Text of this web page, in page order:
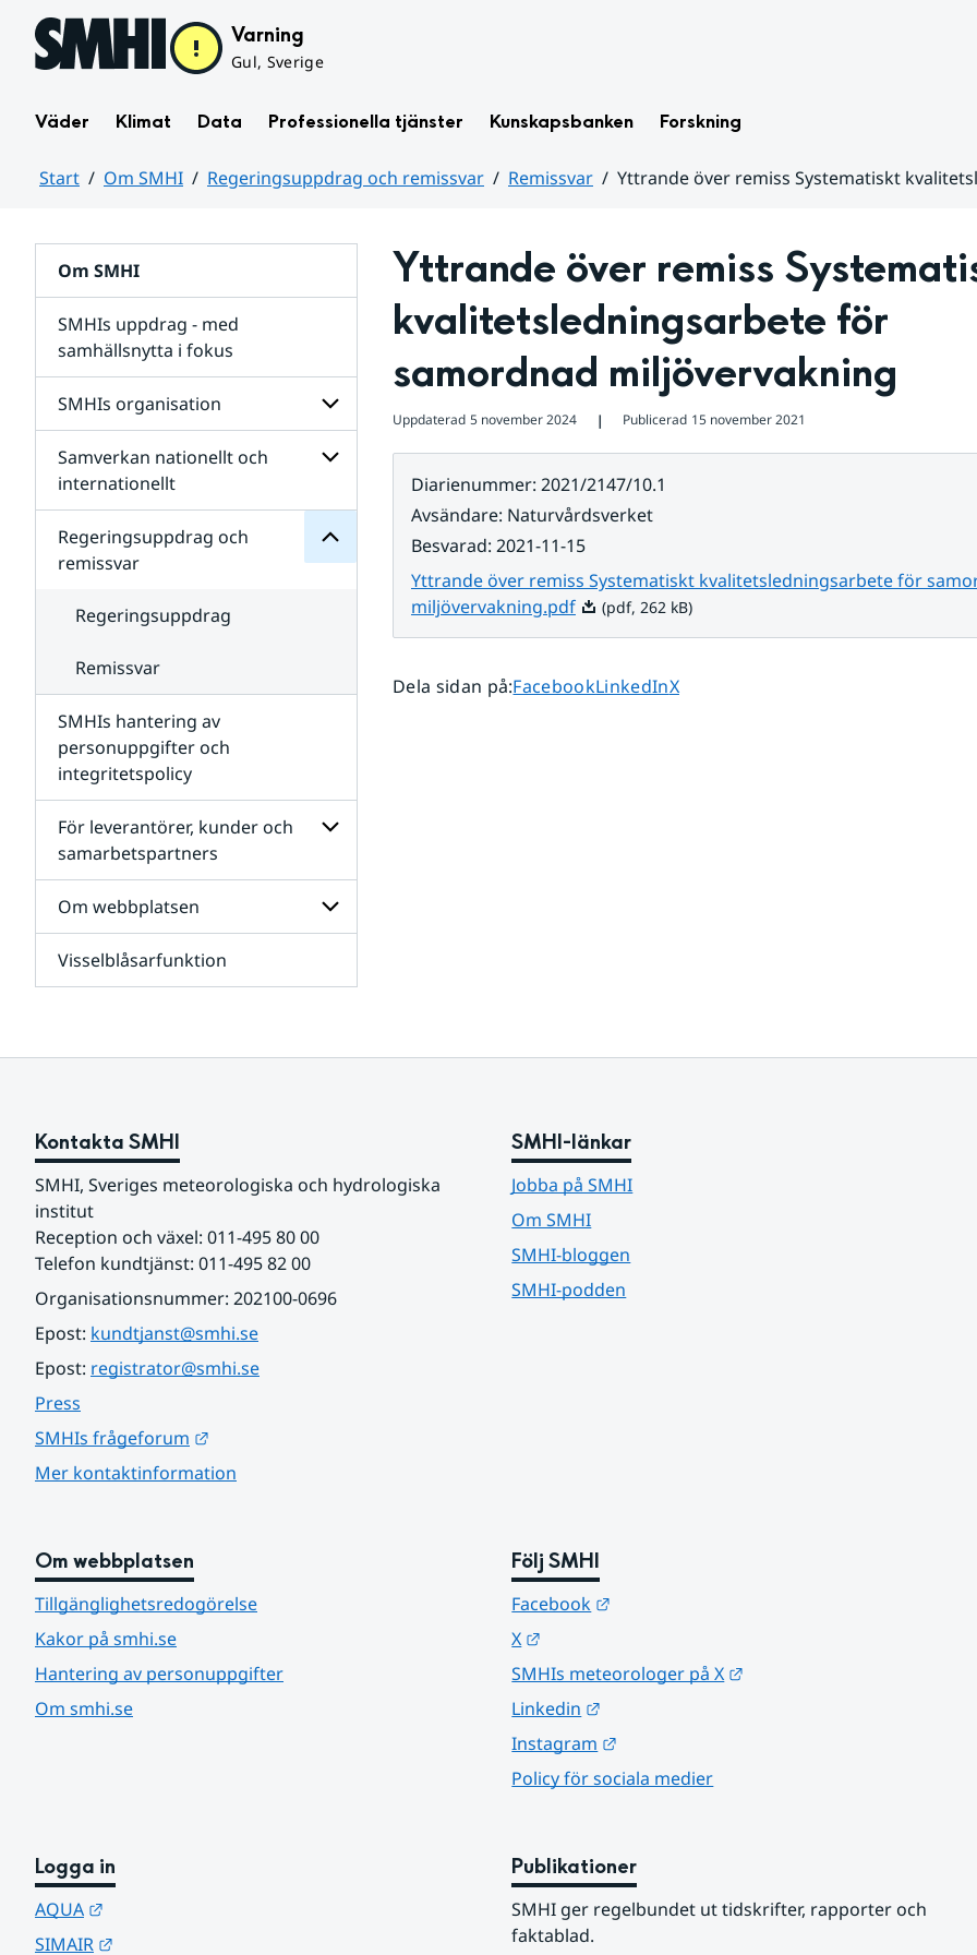
Hoppa till sidans innehåll Varning
Gul, Sverige
Väder Klimat Data Professionella tjänster Kunskapsbanken Forskning
Start Om SMHI Regeringsuppdrag och remissvar Remissvar
Yttrande över remiss Systematiskt
Om SMHI
SMHIs uppdrag - med
samhällsnytta i fokus
SMHIs organisation
Undersidor
organisation
Samverkan nationellt och
internationellt
Undersidor
för
internationellt
Regeringsuppdrag och
remissvar
för
Regeringsuppdrag
remissvar
Regeringsuppdrag
Remissvar
SMHIs hantering av
personuppgifter och
integritetspolicy
För leverantörer, kunder och
samarbetspartners
Undersidor
för
och
Om webbplatsen
för
Visselblåsarfunktion
Yttrande över remiss
kvalitetsledningsarbete för
samordnad miljövervakning
Uppdaterad 5 november 2024 ❘ Publicerad 15 november 2021
Diarienummer: 2021/2147/10.1
Avsändare: Naturvårdsverket
Besvarad: 2021-11-15
Yttrande över remiss Systematiskt kvalitetsledningsarbete för
miljövervakning.pdfPdf, 262 kB.
(pdf, 262 kB)
Dela sidan på:Dela sidan på
FacebookDela sidan på
LinkedInDela sidan på
X
Kontakta SMHI
SMHI, Sveriges meteorologiska och hydrologiska
institut
Reception och växel: 011-495 80 00
Telefon kundtjänst: 011-495 82 00
Organisationsnummer: 202100-0696
Epost: kundtjanst@smhi.se
Epost: registrator@smhi.se
Press
SMHIs frågeforum
Mer kontaktinformation
SMHI-länkar
Jobba på SMHI
Om SMHI
SMHI-bloggen
SMHI-podden
Om webbplatsen
Tillgänglighetsredogörelse
Kakor på smhi.se
Hantering av personuppgifter
Om smhi.se
Följ SMHI
Facebook
X
SMHIs meteorologer på X
Linkedin
Instagram
Policy för sociala medier
Logga in
AQUA
SIMAIR
Publikationer
SMHI ger regelbundet ut tidskrifter, rapporter och
faktablad.